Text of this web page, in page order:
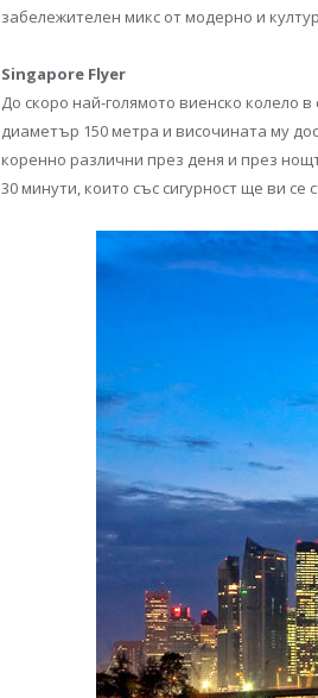
забележителен микс от модерно и
Singapore Flyer
До скоро най-голямото виенско колело
диаметър 150 метра и височината му
коренно различни през деня и през
30 минути, които със сигурност ще ви се